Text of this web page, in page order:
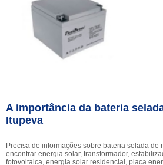
A importância da bateria
Itupeva
Precisa de informações sobre bateria selada de
encontrar energia solar, transformador,
fotovoltaica, energia solar residencial, placa